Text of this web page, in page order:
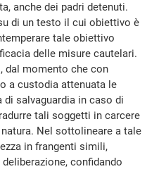
anche dei padri detenuti.
di un testo il cui obiettivo è
tale obiettivo
delle misure cautelari.
dal momento che con
a custodia attenuata le
di salvaguardia in caso di
tali soggetti in carcere
Nel sottolineare a tale
in frangenti simili,
confidando